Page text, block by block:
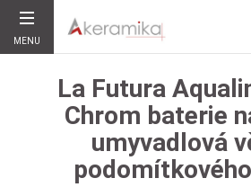
MENU
La Futura
Chrom baterie
umyvadlová